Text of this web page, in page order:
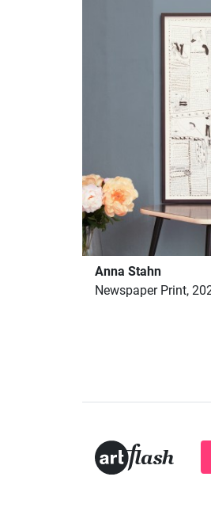
Anna Stahn
Newspaper Print,